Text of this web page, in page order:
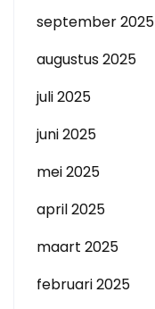
september 2025
augustus 2025
juli 2025
juni 2025
mei 2025
april 2025
maart 2025
februari 2025